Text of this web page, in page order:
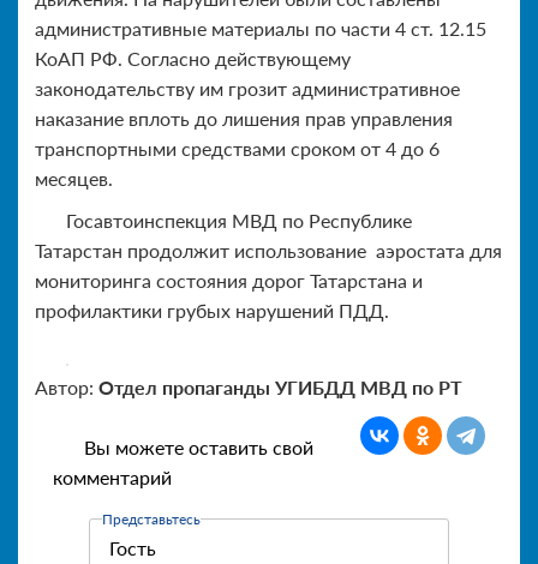
административные материалы по части 4 ст. 12.15
КоАП РФ. Согласно действующему
законодательству им грозит административное
наказание вплоть до лишения прав управления
транспортными средствами сроком от 4 до 6
месяцев.
Госавтоинспекция МВД по Республике
Татарстан продолжит использование аэростата для
мониторинга состояния дорог Татарстана и
профилактики грубых нарушений ПДД.
Автор: Отдел пропаганды УГИБДД МВД по РТ
Вы можете оставить свой
комментарий
Представьтесь